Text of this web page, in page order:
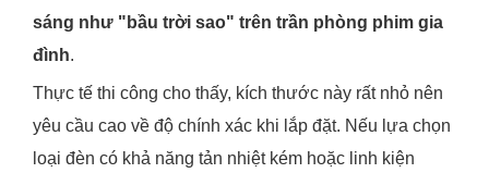
sáng như "bầu trời sao" trên trần phòng phim gia
đình.
Thực tế thi công cho thấy, kích thước này rất nhỏ nên
yêu cầu cao về độ chính xác khi lắp đặt. Nếu lựa chọn
loại đèn có khả năng tản nhiệt kém hoặc linh kiện